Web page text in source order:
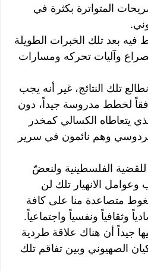
المتواترة بكثرة في
بعد تلك الخبرات الطويلة
وآليات تحركه ومسارات
تلك النتائج، غير أنه يجب
لخطط مدروسة جيداً، دون
يتعاطاه الكسالي كمخدر
وهم نائمون في سرير
الفلسطينية ولنعضّ
وعوامل الانهيار تلك لن
متصاعدة منا على كافة
وثقافياً ونفسياً واجتماعياً.
جيداً أن هناك علاقة طردية
الصهيوني وبين تفاقم تلك